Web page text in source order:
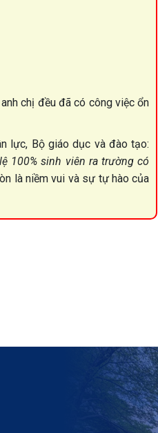
chị đều đã có công việc ổn
lực, Bộ giáo dục và đào tạo:
100% sinh viên ra trường có
là niềm vui và sự tự hào của